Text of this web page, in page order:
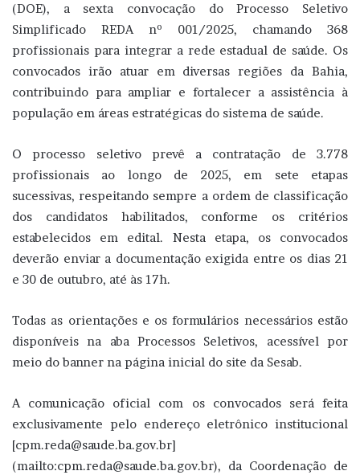
(DOE), a sexta convocação do Processo Seletivo
Simplificado REDA nº 001/2025, chamando 368
profissionais para integrar a rede estadual de saúde. Os
convocados irão atuar em diversas regiões da Bahia,
contribuindo para ampliar e fortalecer a assistência à
população em áreas estratégicas do sistema de saúde.
O processo seletivo prevê a contratação de 3.778
profissionais ao longo de 2025, em sete etapas
sucessivas, respeitando sempre a ordem de classificação
dos candidatos habilitados, conforme os critérios
estabelecidos em edital. Nesta etapa, os convocados
deverão enviar a documentação exigida entre os dias 21
e 30 de outubro, até às 17h.
Todas as orientações e os formulários necessários estão
disponíveis na aba Processos Seletivos, acessível por
meio do banner na página inicial do site da Sesab.
A comunicação oficial com os convocados será feita
exclusivamente pelo endereço eletrônico institucional
[cpm.reda@saude.ba.gov.br]
(mailto:cpm.reda@saude.ba.gov.br), da Coordenação de